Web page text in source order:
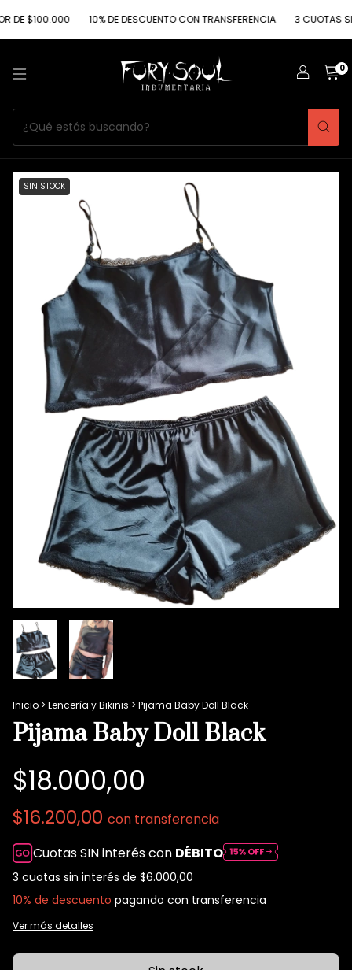
$100.000 10% DE DESCUENTO CON TRANSFERENCIA 3 CUOTAS SIN
0
SIN STOCK
Inicio > Lencería y Bikinis > Pijama Baby Doll Black
Pijama Baby Doll Black
$18.000,00
$16.200,00 con transferencia
Cuotas SIN interés con DÉBITO
3 cuotas sin interés de $6.000,00
10% de descuento pagando con transferencia
Ver más detalles